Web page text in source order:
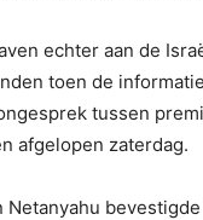
echter aan de
toen de
tussen
afgelopen zaterdag.
Netanyahu